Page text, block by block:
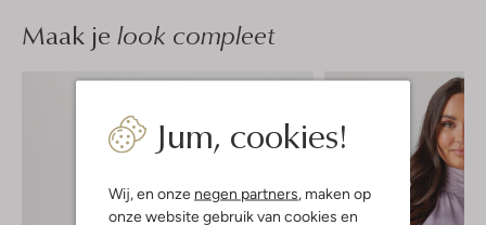
Jum, cookies!
Wij, en onze negen partners , maken op
onze website gebruik van cookies en
Maak je look compleet